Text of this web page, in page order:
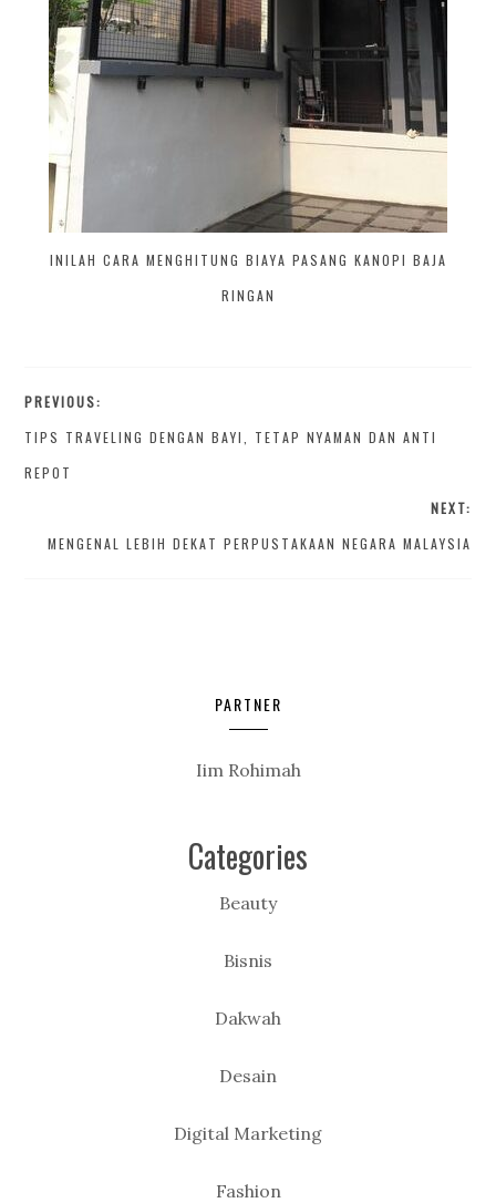
INILAH CARA MENGHITUNG BIAYA PASANG KANOPI BAJA
RINGAN
PREVIOUS:
TIPS TRAVELING DENGAN BAYI, TETAP NYAMAN DAN ANTI
REPOT
NEXT:
MENGENAL LEBIH DEKAT PERPUSTAKAAN NEGARA MALAYSIA
PARTNER
Iim Rohimah
Categories
Beauty
Bisnis
Dakwah
Desain
Digital Marketing
Fashion